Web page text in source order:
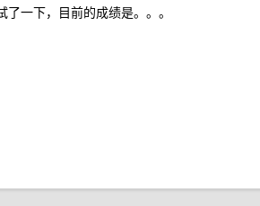
一下，目前的成绩是。。。